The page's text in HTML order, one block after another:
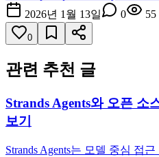
2026년 1월 13일
0 55
0
관련 추천 글
Strands Agents와 오픈 소
보기
Strands Agents는 모델 중심 접